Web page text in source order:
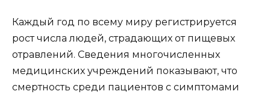
Каждый год по всему миру регистрируется
рост числа людей, страдающих от пищевых
отравлений. Сведения многочисленных
медицинских учреждений показывают, что
смертность среди пациентов с симптомами